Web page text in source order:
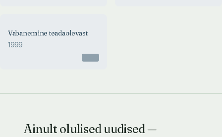
Vabanemine teadaolevast
1999
Ainult olulised uudised —